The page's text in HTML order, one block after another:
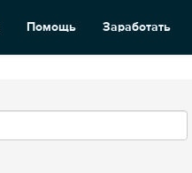
Помощь Заработать